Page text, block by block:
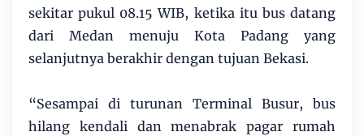
sekitar pukul 08.15 WIB, ketika itu bus datang
dari Medan menuju Kota Padang yang
selanjutnya berakhir dengan tujuan Bekasi.
“Sesampai di turunan Terminal Busur, bus
hilang kendali dan menabrak pagar rumah